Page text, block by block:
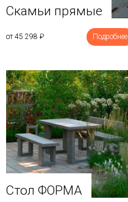
Скамьи прямые
от 45 298 ₽ Подробнее
Стол ФОРМА